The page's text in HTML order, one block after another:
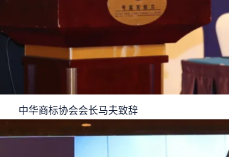
中华商标协会会长马夫致辞